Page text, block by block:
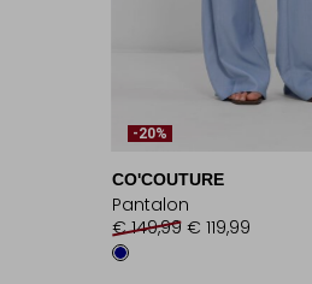
-20%
CO'COUTURE
Pantalon
€ 149,99 € 119,99